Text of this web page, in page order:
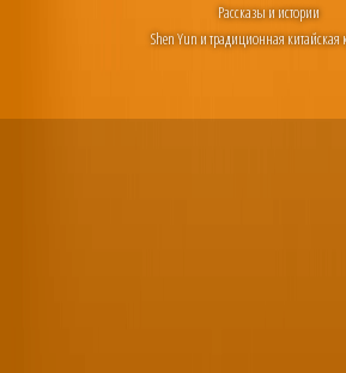
Рассказы и истории
Shen Yun и традиционная китайская